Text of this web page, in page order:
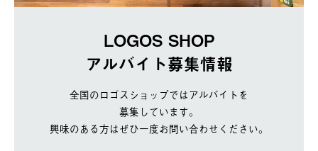
LOGOS SHOP
アルバイト募集情報
全国のロゴスショップではアルバイトを
募集しています。
興味のある方はぜひ一度お問い合わせください。